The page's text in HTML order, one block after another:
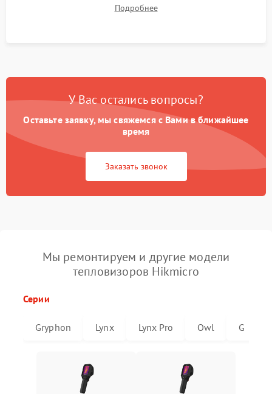
автономности работы и итоговый контроль качества.
Подробнее
У Вас остались вопросы?
Оставьте заявку, мы свяжемся с Вами в ближайшее
время
Заказать звонок
Мы ремонтируем и другие модели
тепловизоров Hikmicro
Серии
Gryphon Lynx Lynx Pro Owl G